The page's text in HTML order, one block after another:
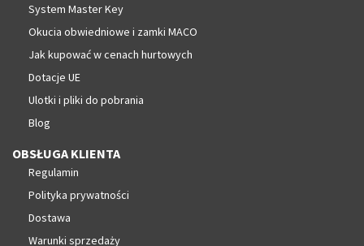
System Master Key
Okucia obwiedniowe i zamki MACO
Jak kupować w cenach hurtowych
Dotacje UE
Ulotki i pliki do pobrania
Blog
OBSŁUGA KLIENTA
Regulamin
Polityka prywatności
Dostawa
Warunki sprzedaży